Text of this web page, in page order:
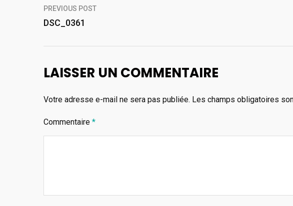
Navigation
de
l’article
PREVIOUS POST
DSC_0361
LAISSER UN COMMENTAIRE
Votre adresse e-mail ne sera pas publiée. Les champs obligatoires
Commentaire *